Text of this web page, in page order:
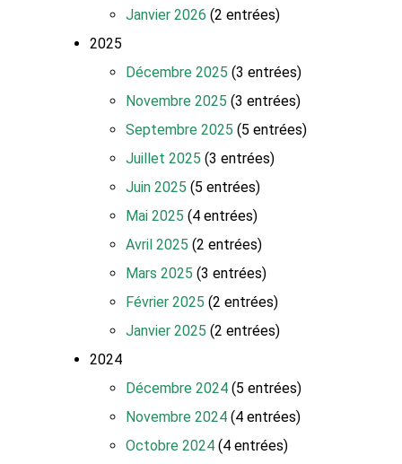
Janvier 2026 (2 entrées)
2025
Décembre 2025 (3 entrées)
Novembre 2025 (3 entrées)
Septembre 2025 (5 entrées)
Juillet 2025 (3 entrées)
Juin 2025 (5 entrées)
Mai 2025 (4 entrées)
Avril 2025 (2 entrées)
Mars 2025 (3 entrées)
Février 2025 (2 entrées)
Janvier 2025 (2 entrées)
2024
Décembre 2024 (5 entrées)
Novembre 2024 (4 entrées)
Octobre 2024 (4 entrées)